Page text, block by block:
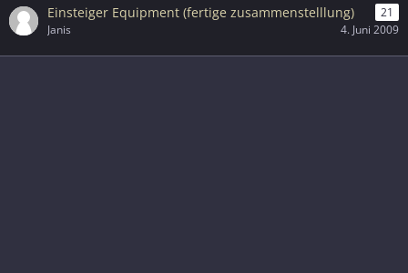
Einsteiger Equipment (fertige zusammenstelllung)
21
Janis
4. Juni 2009